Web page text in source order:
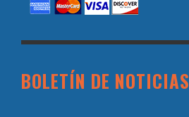
BOLETÍN DE NOTICIAS